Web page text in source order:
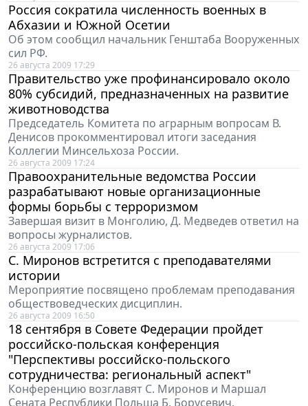
Россия сократила численность военных в
Абхазии и Южной Осетии
Об этом сообщил начальник Генштаба Вооруженных
сил РФ.
26 августа 2009 17:29
Правительство уже профинансировало около
80% субсидий, предназначенных на развитие
животноводства
Председатель Комитета по аграрным вопросам В.
Денисов прокомментировал итоги заседания
Коллегии Минсельхоза России.
26 августа 2009 17:24
Правоохранительные ведомства России
разрабатывают новые организационные
формы борьбы с терроризмом
Завершая визит в Монголию, Д. Медведев ответил на
вопросы журналистов.
26 августа 2009 17:06
С. Миронов встретится с преподавателями
истории
Мероприятие посвящено проблемам преподавания
обществоведческих дисциплин.
26 августа 2009 16:50
18 сентября в Совете Федерации пройдет
российско-польская конференция
"Перспективы российско-польского
сотрудничества: региональный аспект"
Конференцию возглавят С. Миронов и Маршал
Сената Республики Польша Б. Борусевич.